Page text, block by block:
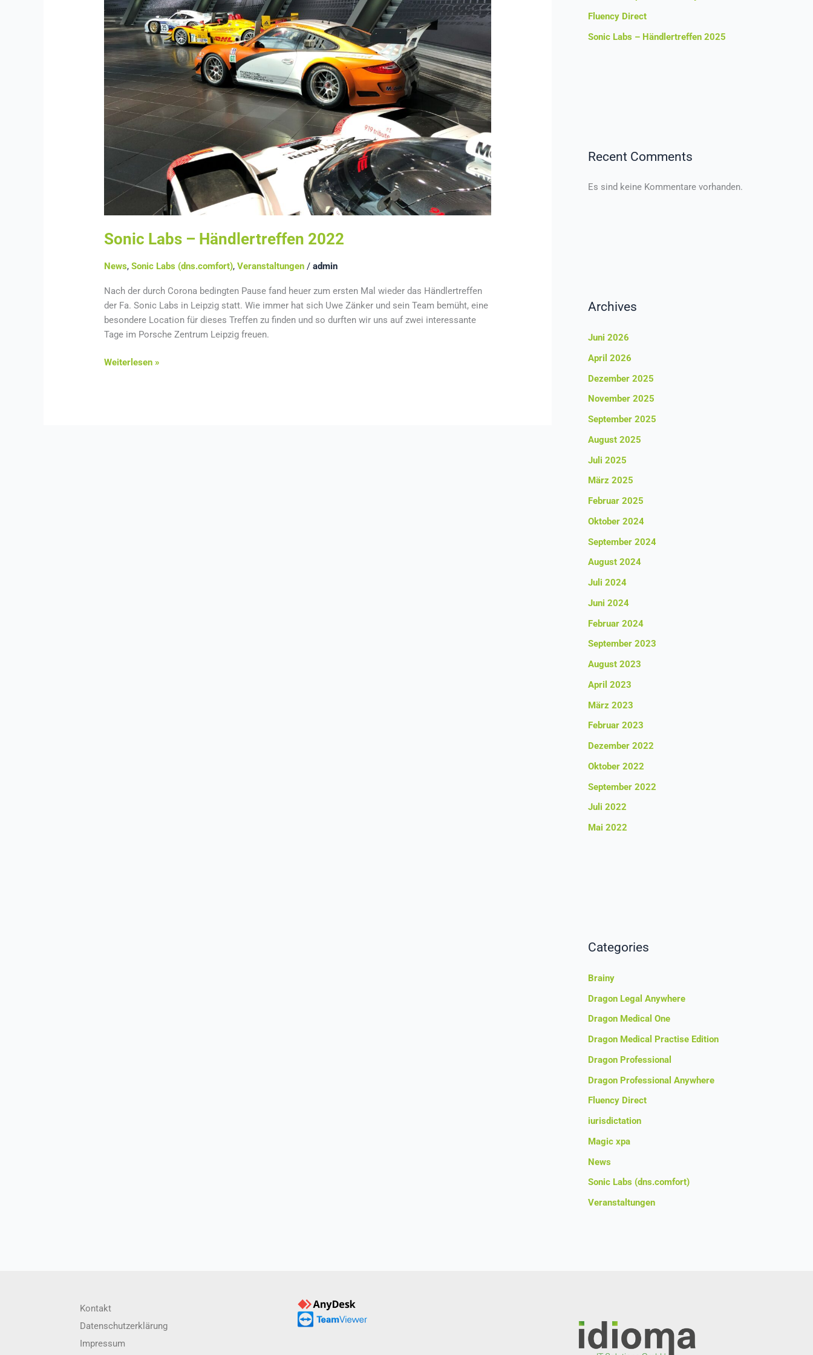
Sonic Labs – Händlertreffen 2022
News,Sonic Labs (dns.comfort),Veranstaltungen /admin
Nach der durch Corona bedingten Pause fand heuer zum ersten Mal wieder das Händlertreffen
der Fa. Sonic Labs in Leipzig statt. Wie immer hat sich Uwe Zänker und sein Team bemüht, eine
besondere Location für dieses Treffen zu finden und so durften wir uns auf zwei interessante
Tage im Porsche Zentrum Leipzig freuen.
Weiterlesen »
Fluency Direct
Sonic Labs – Händlertreffen 2025
Recent Comments
Es sind keine Kommentare vorhanden.
Archives
Juni 2026
April 2026
Dezember 2025
November 2025
September 2025
August 2025
Juli 2025
März 2025
Februar 2025
Oktober 2024
September 2024
August 2024
Juli 2024
Juni 2024
Februar 2024
September 2023
August 2023
April 2023
März 2023
Februar 2023
Dezember 2022
Oktober 2022
September 2022
Juli 2022
Mai 2022
Categories
Brainy
Dragon Legal Anywhere
Dragon Medical One
Dragon Medical Practise Edition
Dragon Professional
Dragon Professional Anywhere
Fluency Direct
iurisdictation
Magic xpa
News
Sonic Labs (dns.comfort)
Veranstaltungen
Kontakt
Datenschutzerklärung
Impressum